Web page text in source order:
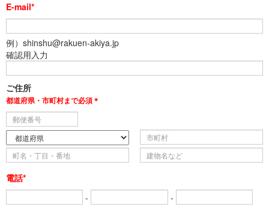
E-mail*
例）shinshu@rakuen-akiya.jp
確認用入力
ご住所
都道府県・市町村まで必須＊
電話*
-
-